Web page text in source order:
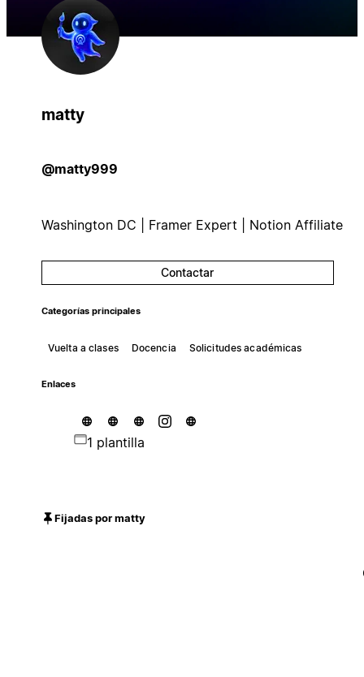
matty
@matty999
Washington DC | Framer Expert | Notion Affiliate
Contactar
Categorías principales
Vuelta a clases Docencia Solicitudes académicas
Enlaces
1 plantilla
Fijadas por matty